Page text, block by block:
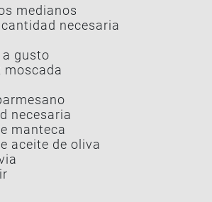
medianos
necesaria
gusto
moscada
necesaria
manteca
aceite de oliva